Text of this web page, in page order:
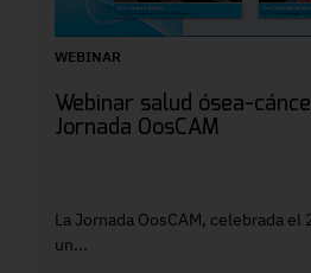
WEBINAR
Webinar salud ósea-
Jornada OosCAM
La Jornada OosCAM, celebrada
un...